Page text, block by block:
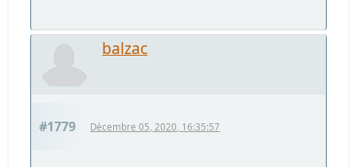
balzac
#1779 Décembre 05, 2020, 16:35:57